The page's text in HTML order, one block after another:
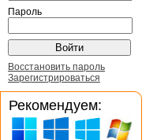
Пароль
Восстановить пароль
Зарегистрироваться
Рекомендуем: